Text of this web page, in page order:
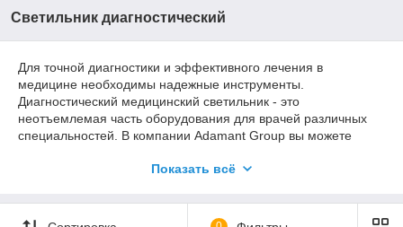
Светильник диагностический
Для точной диагностики и эффективного лечения в
медицине необходимы надежные инструменты.
Диагностический медицинский светильник - это
неотъемлемая часть оборудования для врачей различных
специальностей. В компании Adamant Group вы можете
обеспечивающие яркое и равномерное освещение,
процедур.
Показать всё